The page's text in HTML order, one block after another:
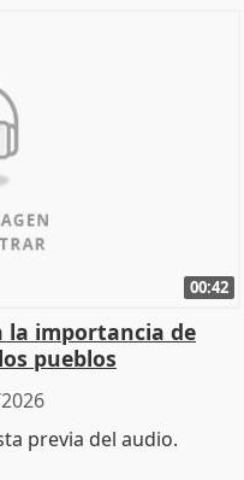
00:42
la importancia de
pueblos